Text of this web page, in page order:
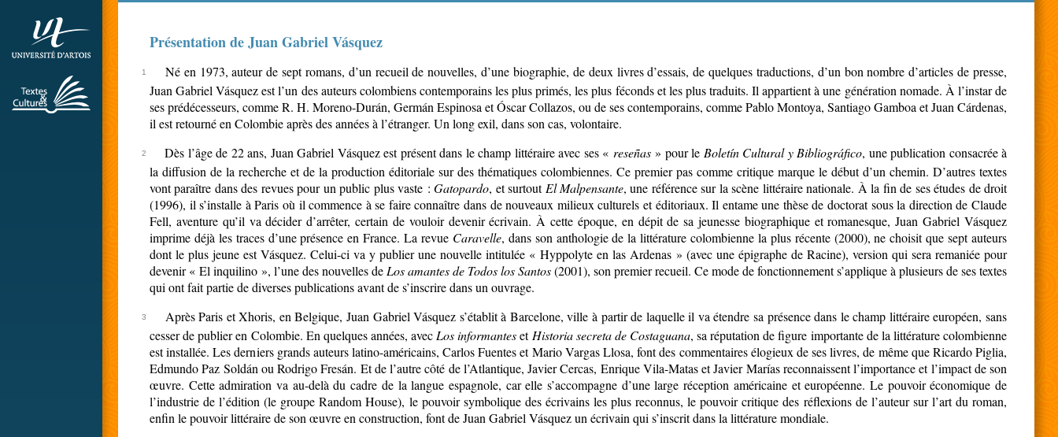
Présentation de Juan Gabriel Vásquez
Né en 1973, auteur de sept romans, d’un recueil de nouvelles, d’une biographie, de deux livres d’essais, de quelques traductions, d’un bon nombre d’articles de presse,
Juan Gabriel Vásquez est l’un des auteurs colombiens contemporains les plus primés, les plus féconds et les plus traduits. Il appartient à une génération nomade. À l’instar de
ses prédécesseurs, comme R. H. Moreno-Durán, Germán Espinosa et Óscar Collazos, ou de ses contemporains, comme Pablo Montoya, Santiago Gamboa et Juan Cárdenas,
il est retourné en Colombie après des années à l’étranger. Un long exil, dans son cas, volontaire.
Dès l’âge de 22 ans, Juan Gabriel Vásquez est présent dans le champ littéraire avec ses « reseñas» pour le Boletín Cultural y Bibliográfico, une publication consacrée à
la diffusion de la recherche et de la production éditoriale sur des thématiques colombiennes. Ce premier pas comme critique marque le début d’un chemin. D’autres textes
vont paraître dans des revues pour un public plus vaste :Gatopardo, et surtout El Malpensante, une référence sur la scène littéraire nationale. À la fin de ses études de droit
(1996), il s’installe à Paris où il commence à se faire connaître dans de nouveaux milieux culturels et éditoriaux. Il entame une thèse de doctorat sous la direction de Claude
Fell, aventure qu’il va décider d’arrêter, certain de vouloir devenir écrivain. À cette époque, en dépit de sa jeunesse biographique et romanesque, Juan Gabriel Vásquez
imprime déjà les traces d’une présence en France. La revue Caravelle, dans son anthologie de la littérature colombienne la plus récente (2000), ne choisit que sept auteurs
dont le plus jeune est Vásquez. Celui-ci va y publier une nouvelle intitulée « Hyppolyte en las Ardenas » (avec une épigraphe de Racine), version qui sera remaniée pour
devenir « El inquilino », l’une des nouvelles de Los amantes de Todos los Santos(2001), son premier recueil. Ce mode de fonctionnement s’applique à plusieurs de ses textes
qui ont fait partie de diverses publications avant de s’inscrire dans un ouvrage.
Après Paris et Xhoris, en Belgique, Juan Gabriel Vásquez s’établit à Barcelone, ville à partir de laquelle il va étendre sa présence dans le champ littéraire européen, sans
cesser de publier en Colombie. En quelques années, avec Los informanteset Historia secreta de Costaguana, sa réputation de figure importante de la littérature colombienne
est installée. Les derniers grands auteurs latino-américains, Carlos Fuentes et Mario Vargas Llosa, font des commentaires élogieux de ses livres, de même que Ricardo Piglia,
Edmundo Paz Soldán ou Rodrigo Fresán. Et de l’autre côté de l’Atlantique, Javier Cercas, Enrique Vila-Matas et Javier Marías reconnaissent l’importance et l’impact de son
œuvre. Cette admiration va au-delà du cadre de la langue espagnole, car elle s’accompagne d’une large réception américaine et européenne. Le pouvoir économique de
l’industrie de l’édition (le groupe Random House), le pouvoir symbolique des écrivains les plus reconnus, le pouvoir critique des réflexions de l’auteur sur l’art du roman,
enfin le pouvoir littéraire de son œuvre en construction, font de Juan Gabriel Vásquez un écrivain qui s’inscrit dans la littérature mondiale.